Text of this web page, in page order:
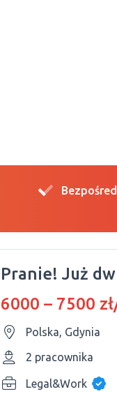
Pranie! Już
6000 – 7500
Polska, Gdynia
2 pracownika
Legal&Work